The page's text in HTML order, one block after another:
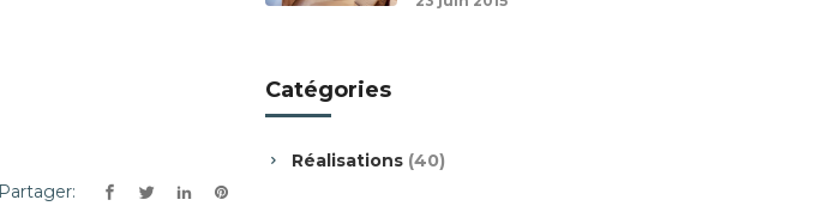
Partager:
Catégories
Réalisations (40)